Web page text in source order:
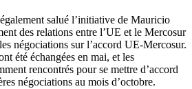
salué l’initiative de Mauricio
des relations entre l’UE et le Mercosur
négociations sur l’accord UE-Mercosur.
été échangées en mai, et les
rencontrés pour se mettre d’accord
négociations au mois d’octobre.